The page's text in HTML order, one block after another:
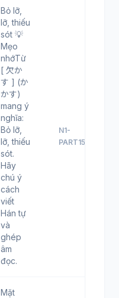
Bỏ lỡ,
lỡ, thiếu
sót 💡
Mẹo
nhớTừ
[ 欠か
す ] (か
かす)
mang ý
nghĩa:
Bỏ lỡ,
lỡ, thiếu
sót.
Hãy
chú ý
cách
viết
Hán tự
và
ghép
âm
đọc.
N1-
PART15
Mặt